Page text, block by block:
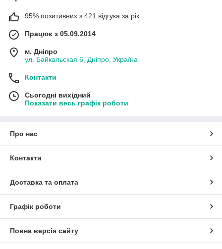
95% позитивних з 421 відгука за рік
Працює з 05.09.2014
м. Дніпро
ул. Байкальская 6, Дніпро, Україна
Контакти
Сьогодні вихідний
Показати весь графік роботи
Про нас
Контакти
Доставка та оплата
Графік роботи
Повна версія сайту